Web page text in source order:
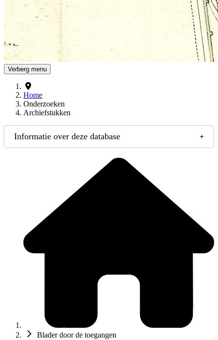
Verberg menu
Home
Onderzoeken
Archiefstukken
Informatie over deze database
Blader door de toegangen